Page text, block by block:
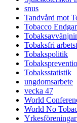
snus
Tandvård mot
Tobacco
Tobaksfri
Tobakspolitik
Tobaksstatistik
ungdomsarbete
vecka 47
World
World No